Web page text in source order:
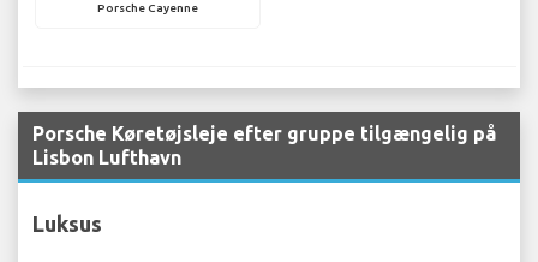
Porsche Cayenne
Porsche Køretøjsleje efter gruppe tilgængelig på
Lisbon Lufthavn
Luksus